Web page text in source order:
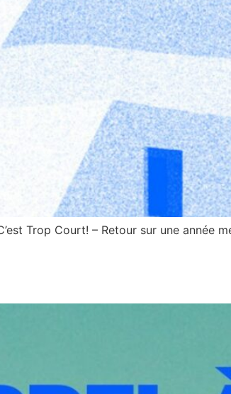
Trop Court! – Retour sur une